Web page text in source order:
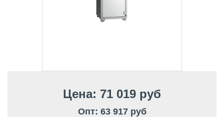
Цена: 71 019 руб
Опт: 63 917 руб